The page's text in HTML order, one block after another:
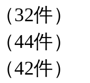
（32件）
（44件）
（42件）